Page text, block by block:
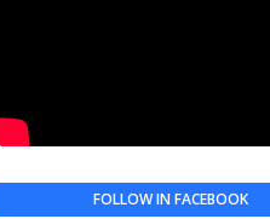
FOLLOW IN FACEBOOK